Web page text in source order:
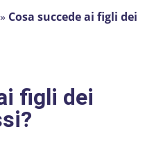
» Cosa succede ai figli dei
figli dei